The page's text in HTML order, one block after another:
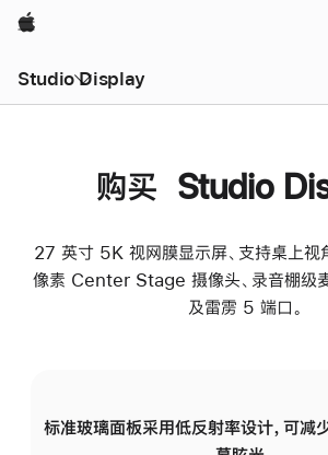
Apple
Studio Display
购买 Studio
27 英寸 5K 视网膜显示屏、支持桌上
像素 Center Stage 摄像头、录音棚级
及雷雳 5 端口。
标准玻璃面板采用低反射率设计，可减